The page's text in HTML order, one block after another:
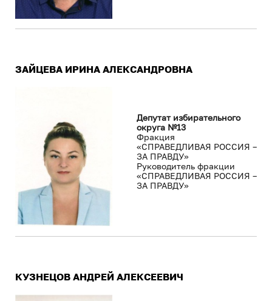
ЗАЙЦЕВА ИРИНА АЛЕКСАНДРОВНА
Депутат избирательного
округа №13
Фракция
«СПРАВЕДЛИВАЯ РОССИЯ –
ЗА ПРАВДУ»
Руководитель фракции
«СПРАВЕДЛИВАЯ РОССИЯ –
ЗА ПРАВДУ»
КУЗНЕЦОВ АНДРЕЙ АЛЕКСЕЕВИЧ